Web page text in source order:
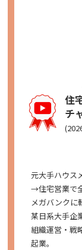
住
チ
元大手ハウス
→住宅営業で
メガバンクに
某日系大手企
組織運営・戦
起業。